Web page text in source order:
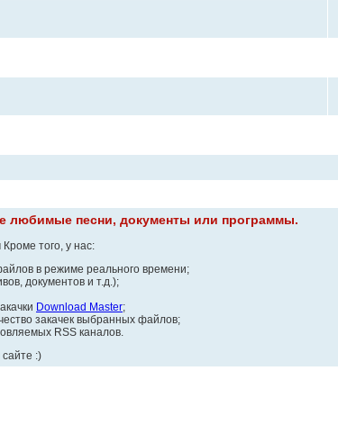
любимые песни, документы или программы.
того, у нас:
в режиме реального времени;
документов и т.д.);
Download Master;
закачек выбранных файлов;
RSS каналов.
:)